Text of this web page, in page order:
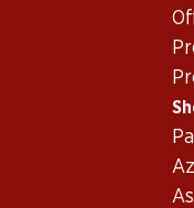
Ch. Cheval
Francia
Francia, Bordeaux,